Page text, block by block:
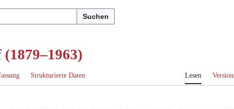
Suchen
Strukturierte Daten Lesen